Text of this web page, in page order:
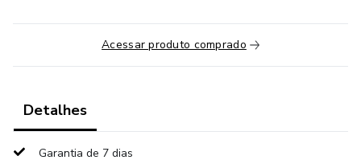
• Conscientização sobre a relação dos participantes com a
comida.
• Conscientização sobre as fases da cirurgia bariátrica.
• Mudança no comportamento alimentar necessárias para
Acessar produto comprado
Detalhes
Garantia de 7 dias